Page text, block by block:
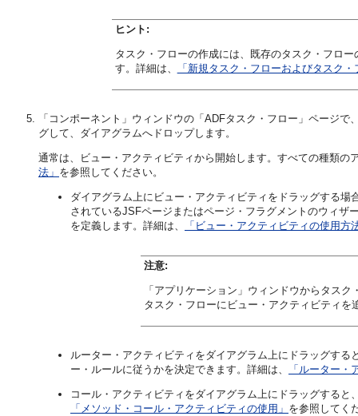
ヒント:
タスク・フローの作成には、既存のタスク・フロ
す。詳細は、
「新規タスク・フローおよびタスク
「コンポーネント」ウィンドウの「ADFタスク・フロー」ページ
グして、ダイアグラムへドロップします。
通常は、ビュー・アクティビティから開始します。すべての種類の
法」 を参照してください。
ダイアグラム上にビュー・アクティビティをドラッグする
されているJSFページまたはページ・フラグメントのウィザ
を定義します。詳細は、
「ビュー・アクティビティの使用方
注意:
「アプリケーション」ウィンドウからタス
タスク・フローにビュー・アクティビティを
ルーター・アクティビティをダイアグラム上にドラッグす
ー・ルールに従うかを決定できます。詳細は、
「ルーター・
コール・アクティビティをダイアグラム上にドラッグする
「メソッド・コール・アクティビティの使用」 を参照してく